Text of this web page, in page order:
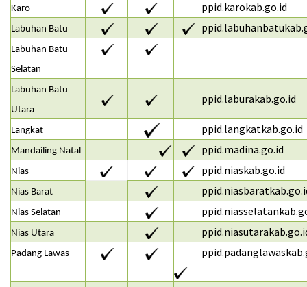
Karo ppid.karokab.go.id
Labuhan Batu
Labuhan Batu
Selatan
Labuhan Batu
Utara
ppid.laburakab.go.id
Langkat ppid.langkatkab.go.id
Mandailing Natal ppid.madina.go.id
Nias ppid.niaskab.go.id
Nias Barat
Nias Selatan
Nias Utara
Padang Lawas